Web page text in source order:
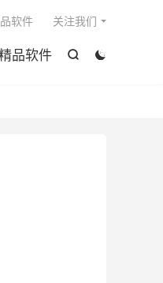


品软件
软件 关注我们